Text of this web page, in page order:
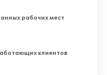
рабочих мест
клиентов